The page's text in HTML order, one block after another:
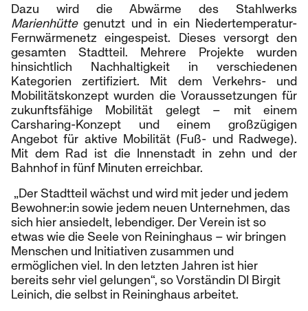
Dazu wird die Abwärme des Stahlwerks
Marienhüttegenutzt und in ein Niedertemperatur-
Fernwärmenetz eingespeist. Dieses versorgt den
gesamten Stadtteil. Mehrere Projekte wurden
hinsichtlich Nachhaltigkeit in verschiedenen
Kategorien zertifiziert. Mit dem Verkehrs- und
Mobilitätskonzept wurden die Voraussetzungen für
zukunftsfähige Mobilität gelegt – mit einem
Carsharing-Konzept und einem großzügigen
Angebot für aktive Mobilität (Fuß- und Radwege).
Mit dem Rad ist die Innenstadt in zehn und der
Bahnhof in fünf Minuten erreichbar.
„Der Stadtteil wächst und wird mit jeder und jedem
Bewohner:in sowie jedem neuen Unternehmen, das
sich hier ansiedelt, lebendiger. Der Verein ist so
etwas wie die Seele von Reininghaus – wir bringen
Menschen und Initiativen zusammen und
ermöglichen viel. In den letzten Jahren ist hier
bereits sehr viel gelungen“, so Vorständin DI Birgit
Leinich, die selbst in Reininghaus arbeitet.